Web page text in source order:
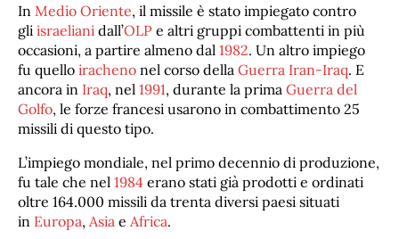
In Medio Oriente, il missile è stato impiegato contro
gli israeliani dall’OLP e altri gruppi combattenti in più
occasioni, a partire almeno dal 1982. Un altro impiego
fu quello iracheno nel corso della Guerra Iran-Iraq. E
ancora in Iraq, nel 1991, durante la prima Guerra del
Golfo, le forze francesi usarono in combattimento 25
missili di questo tipo.
L’impiego mondiale, nel primo decennio di produzione,
fu tale che nel 1984 erano stati già prodotti e ordinati
oltre 164.000 missili da trenta diversi paesi situati
in Europa, Asia e Africa.